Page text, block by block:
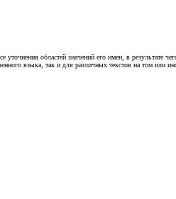
уточнения областей значений его имен, в
языка, так и для различных текстов на том